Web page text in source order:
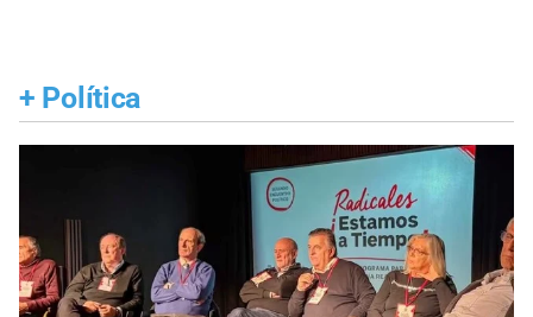
+ Política